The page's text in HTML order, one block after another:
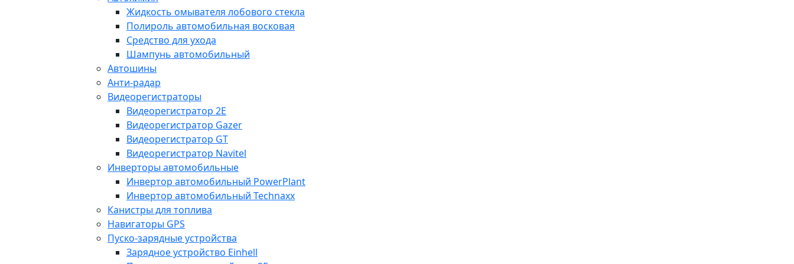
Жидкость омывателя лобового стекла
Полироль автомобильная восковая
Средство для ухода
Шампунь автомобильный
Автошины
Анти-радар
Видеорегистраторы
Видеорегистратор 2E
Видеорегистратор Gazer
Видеорегистратор GT
Видеорегистратор Navitel
Инверторы автомобильные
Инвертор автомобильный PowerPlant
Инвертор автомобильный Technaxx
Канистры для топлива
Навигаторы GPS
Пуско-зарядные устройства
Зарядное устройство Einhell